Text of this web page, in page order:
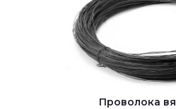
Проволока